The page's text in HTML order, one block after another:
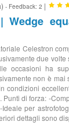
- Feedback: 2 |
Wedge
Celestron
due
occasioni ha
non è
condizioni
di forza: -
per
dettagli sono